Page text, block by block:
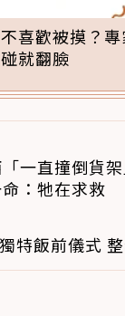
喜歡被摸？
就翻臉
一直撞倒貨
：牠在求救
特飯前儀式